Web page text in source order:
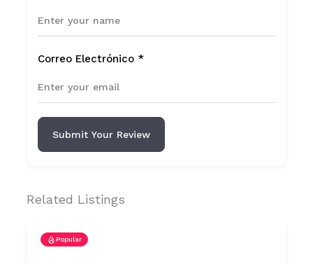
Correo Electrónico *
Submit Your Review
Related Listings
Popular